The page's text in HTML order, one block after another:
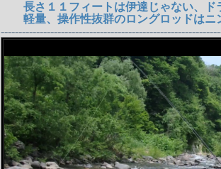
長さ１１フィートは伊達じゃない、
軽量、操作性抜群のロングロッドは